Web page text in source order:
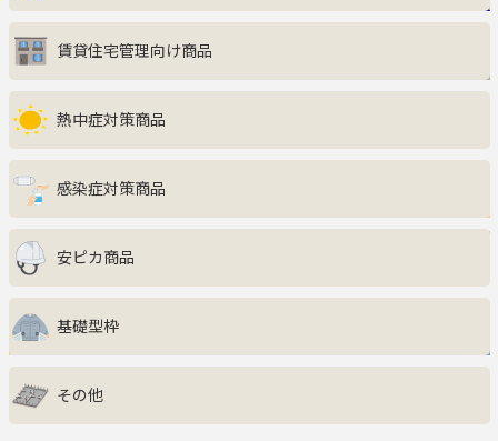
エクステリア
サニタリー・ランドリー
ファッション・美容・健康
生活雑貨・グルメ・キッズ
賃貸住宅管理向け商品
熱中症対策商品
感染症対策商品
安ピカ商品
基礎型枠
その他